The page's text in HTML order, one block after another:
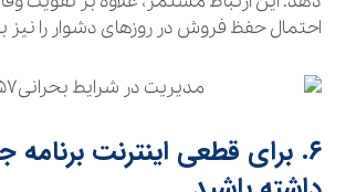
احتمال حفظ فروش در روزهای دشوار را نیز
۶. برای قطعی اینترنت برنامه